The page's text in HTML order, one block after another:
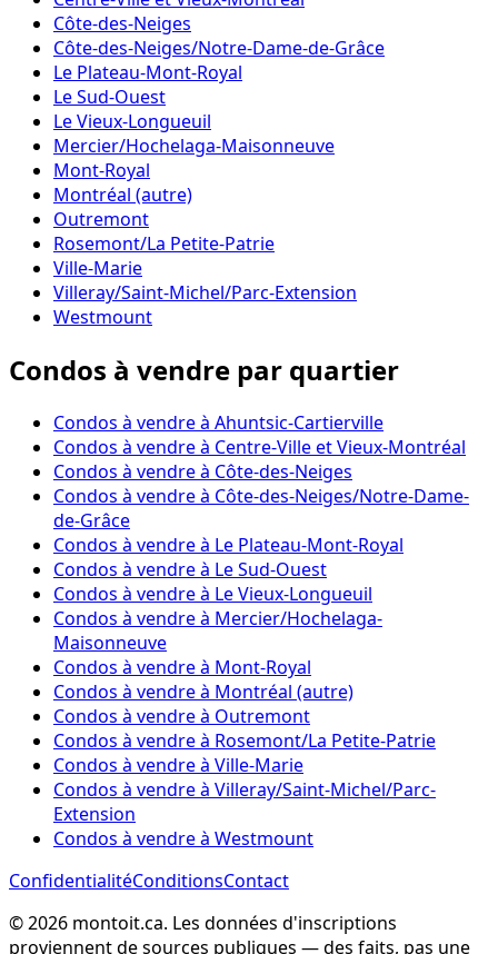
Côte-des-Neiges
Côte-des-Neiges/Notre-Dame-de-Grâce
Le Plateau-Mont-Royal
Le Sud-Ouest
Le Vieux-Longueuil
Mercier/Hochelaga-Maisonneuve
Mont-Royal
Montréal (autre)
Outremont
Rosemont/La Petite-Patrie
Ville-Marie
Villeray/Saint-Michel/Parc-Extension
Westmount
Condos à vendre par quartier
Condos à vendre à Ahuntsic-Cartierville
Condos à vendre à Centre-Ville et Vieux-Montréal
Condos à vendre à Côte-des-Neiges
Condos à vendre à Côte-des-Neiges/Notre-Dame-
de-Grâce
Condos à vendre à Le Plateau-Mont-Royal
Condos à vendre à Le Sud-Ouest
Condos à vendre à Le Vieux-Longueuil
Condos à vendre à Mercier/Hochelaga-
Maisonneuve
Condos à vendre à Mont-Royal
Condos à vendre à Montréal (autre)
Condos à vendre à Outremont
Condos à vendre à Rosemont/La Petite-Patrie
Condos à vendre à Ville-Marie
Condos à vendre à Villeray/Saint-Michel/Parc-
Extension
Condos à vendre à Westmount
ConfidentialitéConditionsContact
©2026 montoit.ca. Les données d'inscriptions
proviennent de sources publiques — des faits, pas une